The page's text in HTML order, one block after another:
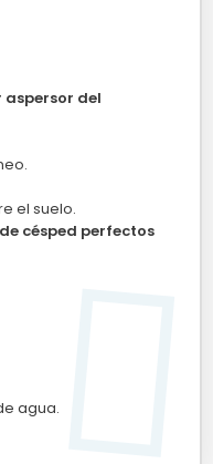
del
el suelo.
césped perfectos
agua.